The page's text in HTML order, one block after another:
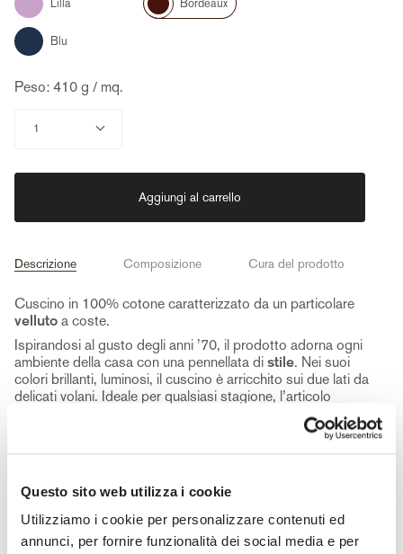
Questo sito web utilizza i cookie
Utilizziamo i cookie per personalizzare contenuti ed
annunci, per fornire funzionalità dei social media e per
Lilla Bordeaux
Blu
Peso: 410 g / mq.
1
Aggiungi al carrello
Descrizione Composizione Cura del prodotto
Cuscino in 100% cotone caratterizzato da un particolare
velluto a coste.
Ispirandosi al gusto degli anni ’70, il prodotto adorna ogni
ambiente della casa con una pennellata di stile. Nei suoi
colori brillanti, luminosi, il cuscino è arricchito sui due lati da
delicati volani. Ideale per qualsiasi stagione, l’articolo
renderà ancora più piacevole ogni pomeriggio trascorso sul